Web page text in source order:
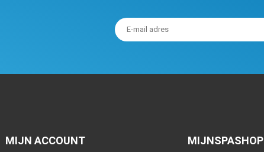
MIJN ACCOUNT MIJNSPASHOP